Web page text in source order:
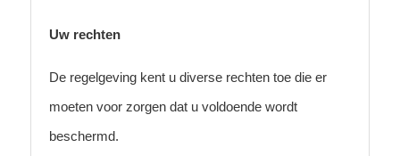
Uw rechten
De regelgeving kent u diverse rechten toe die er
moeten voor zorgen dat u voldoende wordt
beschermd.